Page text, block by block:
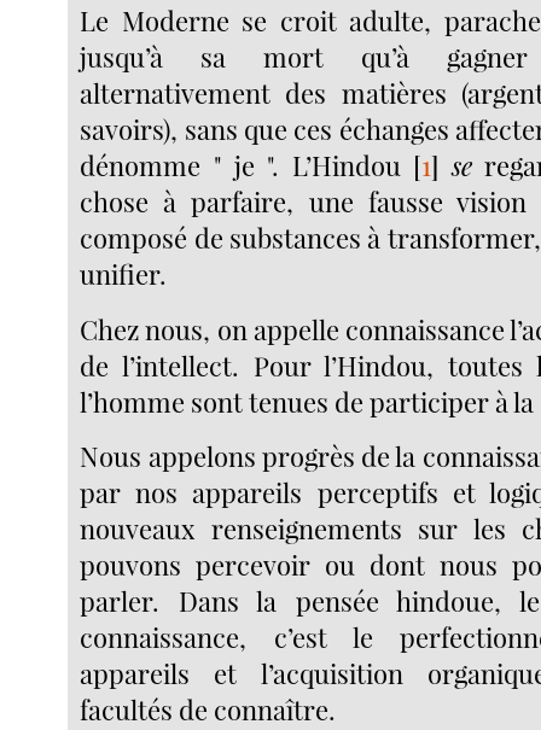
Le Moderne se croit adulte,
jusqu’à sa mort qu’à
alternativement des matières
savoirs), sans que ces échanges
dénomme " je ". L’Hindou [1] se
chose à parfaire, une fausse
composé de substances à
unifier.
Chez nous, on appelle connaissance
de l’intellect. Pour l’Hindou,
l’homme sont tenues de participer à
Nous appelons progrès de la
par nos appareils perceptifs et
nouveaux renseignements sur les
pouvons percevoir ou dont nous
parler. Dans la pensée hindoue,
connaissance, c’est le
appareils et l’acquisition
facultés de connaître.